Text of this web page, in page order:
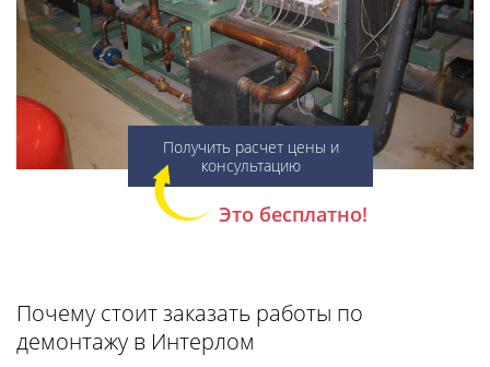
Получить расчет цены и
консультацию
Это бесплатно!
Почему стоит заказать работы по
демонтажу в Интерлом